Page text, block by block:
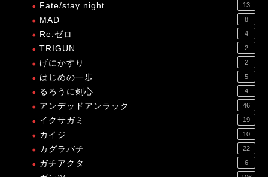
Fate/stay night 13
MAD 8
Re:ゼロ 4
TRIGUN 2
げにかすり 2
はじめの一歩 5
るろうに剣心 4
アンデッドアンラック 46
イクサガミ 19
カイジ 10
カグラバチ 22
ガチアクタ 6